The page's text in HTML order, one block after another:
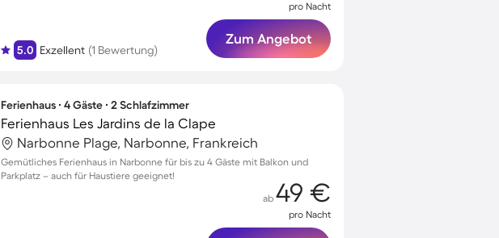
5.0 Exzellent (1 Bewertung)
pro Nacht
Zum Angebot
Ferienhaus ∙ 4 Gäste ∙ 2 Schlafzimmer
Ferienhaus Les Jardins de la Clape
Narbonne Plage, Narbonne, Frankreich
Gemütliches Ferienhaus in Narbonne für bis zu 4 Gäste mit Balkon und
Parkplatz – auch für Haustiere geeignet!
ab 49 €
pro Nacht